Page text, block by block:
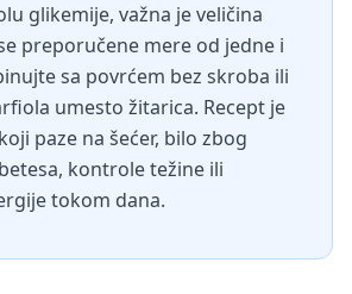
glikemije, važna je veličina
preporučene mere od jedne i
sa povrćem bez skroba ili
umesto žitarica. Recept je
paze na šećer, bilo zbog
kontrole težine ili
tokom dana.